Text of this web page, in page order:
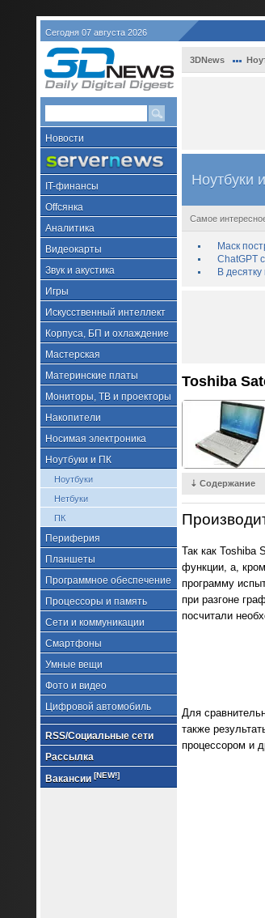
Сегодня 07 августа 2026
Новости
IT-финансы
Offсянка
Аналитика
Видеокарты
Звук и акустика
Игры
Искусственный интеллект
Корпуса, БП и охлаждение
Мастерская
Материнские платы
Мониторы, ТВ и проекторы
Накопители
Носимая электроника
Ноутбуки и ПК
Ноутбуки
Нетбуки
ПК
Периферия
Планшеты
Программное обеспечение
Процессоры и память
Сети и коммуникации
Смартфоны
Умные вещи
Фото и видео
Цифровой автомобиль
RSS/Социальные сети
Рассылка
Вакансии [NEW!]
3DNews
Ноутбуки
Самое
Маск
ChatGPT
В
Toshiba
⇣ Содержание
Так как Toshiba
функции, а,
программу
при разгоне
посчитали
Для
также
процессором и